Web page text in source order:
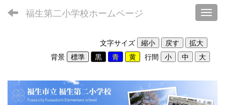
福生第二小学校ホームページ
文字サイズ
背景
行間